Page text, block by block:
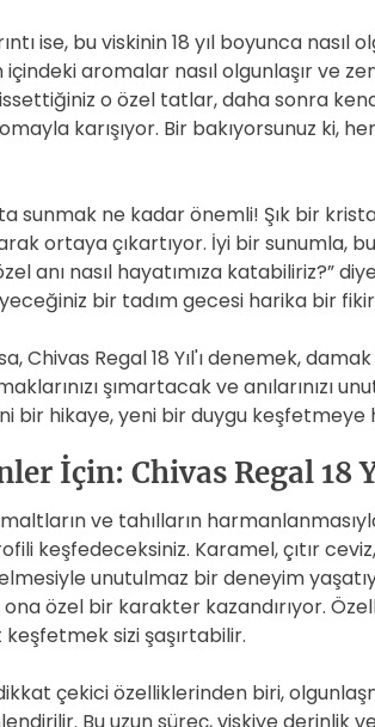
ise, bu viskinin 18 yıl boyunca nasıl
aromalar nasıl olgunlaşır ve
o özel tatlar, daha sonra
karışıyor. Bir bakıyorsunuz ki,
sunmak ne kadar önemli! Şık bir
ortaya çıkartıyor. İyi bir sunumla,
anı nasıl hayatımıza katabiliriz?”
bir tadım gecesi harika bir
Chivas Regal 18 Yıl'ı denemek,
şımartacak ve anılarınızı
bir hikaye, yeni bir duygu keşfetmeye
İçin: Chivas Regal 18
maltların ve tahılların
keşfedeceksiniz. Karamel, çıtır
unutulmaz bir deneyim
özel bir karakter kazandırıyor.
sizi şaşırtabilir.
dikkat çekici özelliklerinden biri,